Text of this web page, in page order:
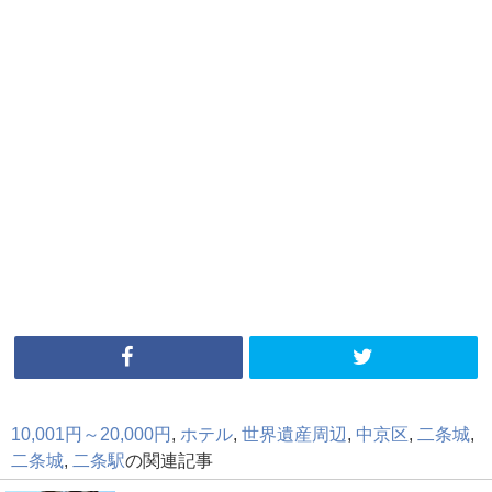
10,001円～20,000円 ホテル 世界遺産周辺 中京区 二条城
二条城
二条駅の関連記事